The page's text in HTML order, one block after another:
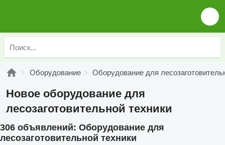
Оборудование Оборудование для
Новое оборудование для
лесозаготовительной техники
306 объявлений: Оборудование для
лесозаготовительной техники